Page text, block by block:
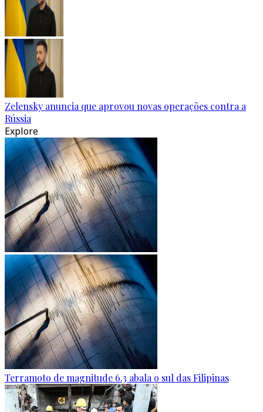
Zelensky anuncia que aprovou novas operações contra a
Rússia
Explore
Terramoto de magnitude 6.3 abala o sul das Filipinas